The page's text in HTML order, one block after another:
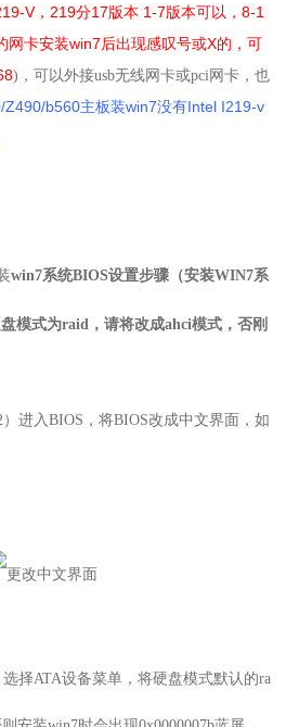
V，219分17版本 1-7版本可以，8-1
网卡安装win7后出现感叹号或X的，可
)，可以外接usb无线网卡或pci网卡，也
Z490/b560主板装win7没有Intel I219-v
win7系统BIOS设置步骤（安装WIN7系
模式为raid，请将改成ahci模式，否刚
）进入BIOS ，将BIOS改成中文界面，如
择ATA设备菜单，将硬盘模式默认的ra